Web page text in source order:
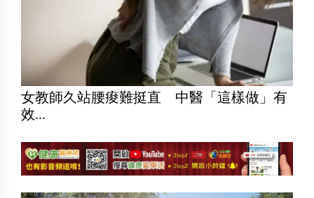
女教師久站腰痠難挺直 中醫「這樣做」有
效...